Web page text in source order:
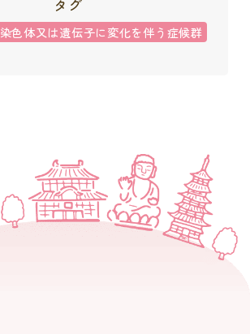
タグ
染色体又は遺伝子に変化を伴う症候群